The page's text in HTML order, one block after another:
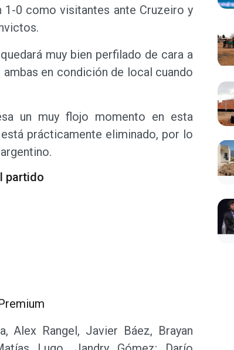
1-0 como visitantes ante Cruzeiro y
muy bien perfilado de cara a
en condición de local cuando
un muy flojo momento en esta
prácticamente eliminado, por lo
partido
Alex Rangel, Javier Báez, Brayan